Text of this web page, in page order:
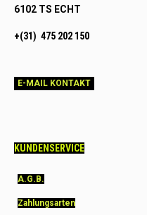
6102 TS ECHT
+(31) 475 202 150
E-MAIL KONTAKT
KUNDENSERVICE
A.G.B.
Zahlungsarten